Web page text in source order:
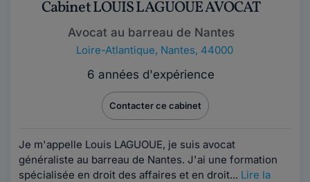
Cabinet LOUIS LAGUOUE AVOCAT
Avocat au barreau de Nantes
Loire-Atlantique, Nantes, 44000
6 années d'expérience
Contacter ce cabinet
Je m'appelle Louis LAGUOUE, je suis avocat
généraliste au barreau de Nantes. J'ai une formation
spécialisée en droit des affaires et en droit... Lire la